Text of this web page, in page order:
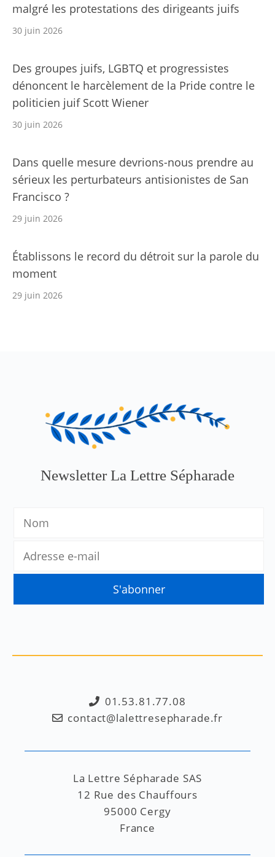
malgré les protestations des dirigeants juifs
30 juin 2026
Des groupes juifs, LGBTQ et progressistes
dénoncent le harcèlement de la Pride contre le
politicien juif Scott Wiener
30 juin 2026
Dans quelle mesure devrions-nous prendre au
sérieux les perturbateurs antisionistes de San
Francisco ?
29 juin 2026
Établissons le record du détroit sur la parole du
moment
29 juin 2026
Newsletter La Lettre Sépharade
01.53.81.77.08
contact@lalettresepharade.fr
La Lettre Sépharade SAS
12 Rue des Chauffours
95000 Cergy
France